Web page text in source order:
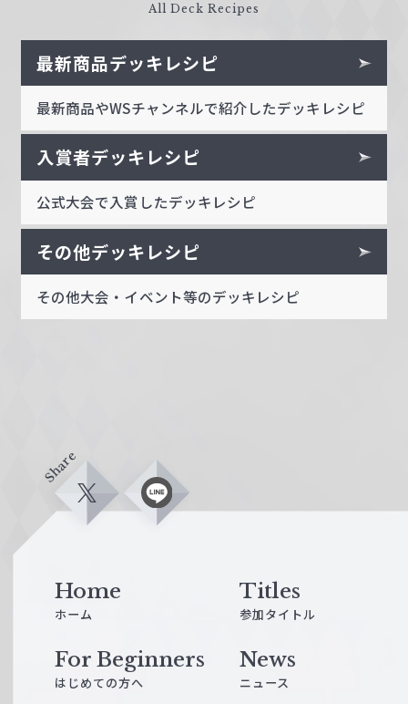
All Deck Recipes
最新商品デッキレシピ
最新商品やWSチャンネルで紹介したデッキレシピ
入賞者デッキレシピ
公式大会で入賞したデッキレシピ
その他デッキレシピ
その他大会・イベント等のデッキレシピ
Share
X L
Home
ホーム
Titles
参加タイトル
For Beginners
はじめての方へ
News
ニュース